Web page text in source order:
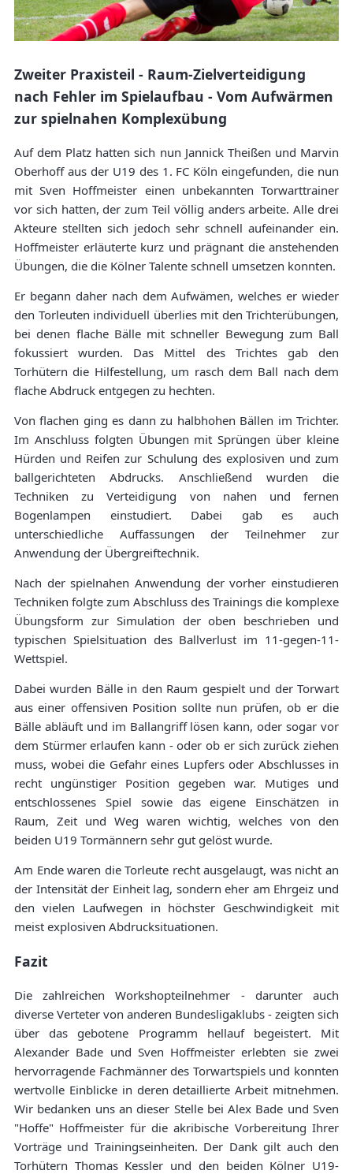
Zweiter Praxisteil - Raum-Zielverteidigung
nach Fehler im Spielaufbau - Vom Aufwärmen
zur spielnahen Komplexübung
Auf dem Platz hatten sich nun Jannick Theißen und Marvin
Oberhoff aus der U19 des 1. FC Köln eingefunden, die nun
mit Sven Hoffmeister einen unbekannten Torwarttrainer
vor sich hatten, der zum Teil völlig anders arbeite. Alle drei
Akteure stellten sich jedoch sehr schnell aufeinander ein.
Hoffmeister erläuterte kurz und prägnant die anstehenden
Übungen, die die Kölner Talente schnell umsetzen konnten.
Er begann daher nach dem Aufwämen, welches er wieder
den Torleuten individuell überlies mit den Trichterübungen,
bei denen flache Bälle mit schneller Bewegung zum Ball
fokussiert wurden. Das Mittel des Trichtes gab den
Torhütern die Hilfestellung, um rasch dem Ball nach dem
flache Abdruck entgegen zu hechten.
Von flachen ging es dann zu halbhohen Bällen im Trichter.
Im Anschluss folgten Übungen mit Sprüngen über kleine
Hürden und Reifen zur Schulung des explosiven und zum
ballgerichteten Abdrucks. Anschließend wurden die
Techniken zu Verteidigung von nahen und fernen
Bogenlampen einstudiert. Dabei gab es auch
unterschiedliche Auffassungen der Teilnehmer zur
Anwendung der Übergreiftechnik.
Nach der spielnahen Anwendung der vorher einstudieren
Techniken folgte zum Abschluss des Trainings die komplexe
Übungsform zur Simulation der oben beschrieben und
typischen Spielsituation des Ballverlust im 11-gegen-11-
Wettspiel.
Dabei wurden Bälle in den Raum gespielt und der Torwart
aus einer offensiven Position sollte nun prüfen, ob er die
Bälle abläuft und im Ballangriff lösen kann, oder sogar vor
dem Stürmer erlaufen kann - oder ob er sich zurück ziehen
muss, wobei die Gefahr eines Lupfers oder Abschlusses in
recht ungünstiger Position gegeben war. Mutiges und
entschlossenes Spiel sowie das eigene Einschätzen in
Raum, Zeit und Weg waren wichtig, welches von den
beiden U19 Tormännern sehr gut gelöst wurde.
Am Ende waren die Torleute recht ausgelaugt, was nicht an
der Intensität der Einheit lag, sondern eher am Ehrgeiz und
den vielen Laufwegen in höchster Geschwindigkeit mit
meist explosiven Abdrucksituationen.
Fazit
Die zahlreichen Workshopteilnehmer - darunter auch
diverse Verteter von anderen Bundesligaklubs - zeigten sich
über das gebotene Programm hellauf begeistert. Mit
Alexander Bade und Sven Hoffmeister erlebten sie zwei
hervorragende Fachmänner des Torwartspiels und konnten
wertvolle Einblicke in deren detaillierte Arbeit mitnehmen.
Wir bedanken uns an dieser Stelle bei Alex Bade und Sven
"Hoffe" Hoffmeister für die akribische Vorbereitung Ihrer
Vorträge und Trainingseinheiten. Der Dank gilt auch den
Torhütern Thomas Kessler und den beiden Kölner U19-